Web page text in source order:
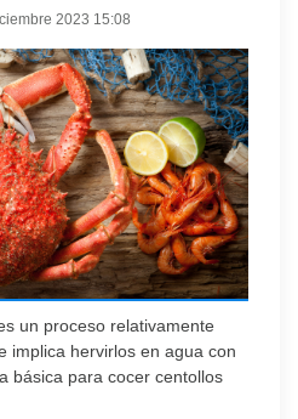
2023 15:08
un proceso relativamente
implica hervirlos en agua con
básica para cocer centollos